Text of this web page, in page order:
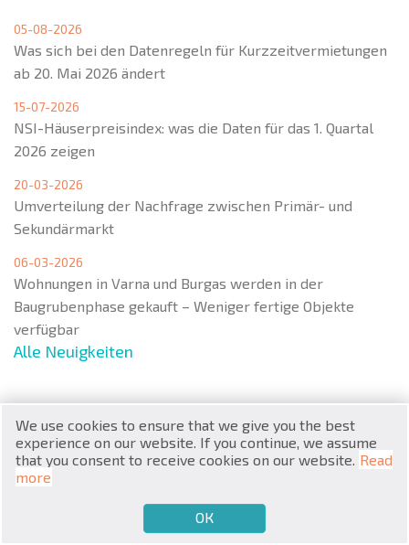
€
$
₴
zł BG
05-08-2026
Was sich bei den Datenregeln für Kurzzeitvermietungen
ab 20. Mai 2026 ändert
15-07-2026
NSI-Häuserpreisindex: was die Daten für das 1. Quartal
2026 zeigen
20-03-2026
Umverteilung der Nachfrage zwischen Primär- und
Sekundärmarkt
06-03-2026
Wohnungen in Varna und Burgas werden in der
Baugrubenphase gekauft – Weniger fertige Objekte
verfügbar
Alle Neuigkeiten
Menu
We use cookies to ensure that we give you the best
experience on our website. If you continue, we assume
that you consent to receive cookies on our website. Read
more
ОК